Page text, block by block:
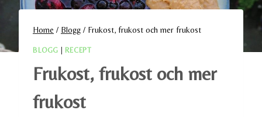
Home / Blogg / Frukost, frukost och mer frukost
BLOGG RECEPT
Frukost, frukost och mer
frukost